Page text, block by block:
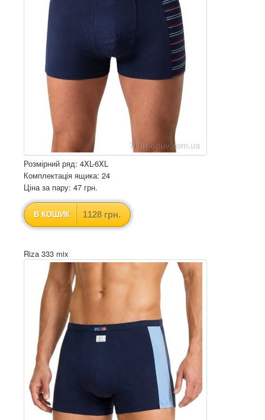
Розмірний ряд: 4XL-6XL
Комплектація ящика: 24
Ціна за пару: 47 грн.
В КОШИК 1128 грн.
Riza 333 mix